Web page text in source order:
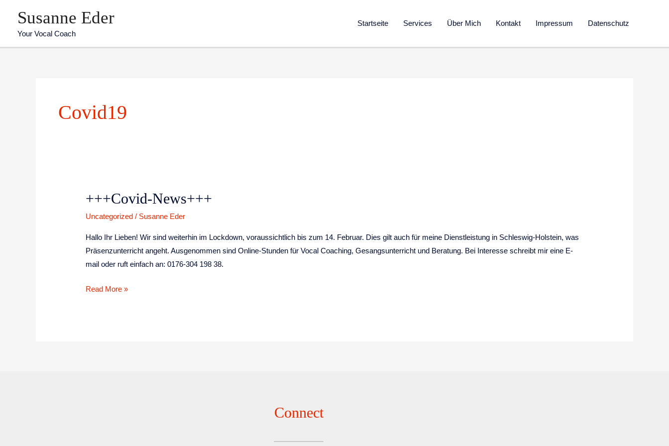
springen
Susanne Eder
Your Vocal Coach
Startseite Services Über Mich Kontakt Impressum Datenschutz
Covid19
+++Covid-News+++
Uncategorized / Susanne Eder
Hallo Ihr Lieben! Wir sind weiterhin im Lockdown, voraussichtlich bis zum 14. Februar. Dies gilt auch für meine Dienstleistung in Schleswig-Holstein, was
Präsenzunterricht angeht. Ausgenommen sind Online-Stunden für Vocal Coaching, Gesangsunterricht und Beratung. Bei Interesse schreibt mir eine E-
mail oder ruft einfach an: 0176-304 198 38.
+++Covid-
Read More »
Connect